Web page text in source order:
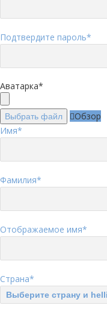
Подтвердите пароль*
Аватарка*
Выбрать файл
Обзор
Имя*
Фамилия*
Отображаемое имя*
Страна*